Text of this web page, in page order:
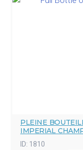
PLEINE
IMPERIAL
ID: 1810